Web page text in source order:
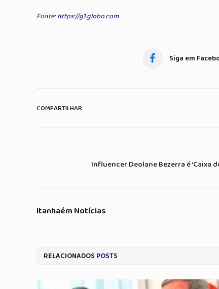
Fonte:https://g1.globo.com
Siga em
COMPARTILHAR.
Influencer Deolane Bezerra é ‘Caixa
Itanhaém Notícias
RELACIONADOS POSTS